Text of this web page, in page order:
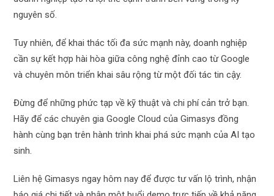
nguyên số.
Tuy nhiên, để khai thác tối đa sức mạnh này, doanh nghiệp
cần sự kết hợp hài hòa giữa công nghệ đỉnh cao từ Google
và chuyên môn triển khai sâu rộng từ một đối tác tin cậy.
Đừng để những phức tạp về kỹ thuật và chi phí cản trở bạn.
Hãy để các chuyên gia Google Cloud của Gimasys đồng
hành cùng bạn trên hành trình khai phá sức mạnh của AI tạo
sinh.
Liên hệ Gimasys ngay hôm nay để được tư vấn lộ trình, nhận